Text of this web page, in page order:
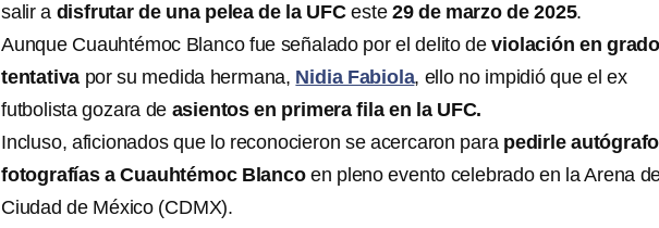
salir a disfrutar de una pelea de la UFCeste 29 de marzo de 2025.
Aunque Cuauhtémoc Blanco fue señalado por el delito deviolación en
tentativa por su medida hermana, Nidia Fabiola, ello no impidió que el ex
futbolista gozara de asientos en primera fila en la UFC.
Incluso, aficionados que lo reconocieron se acercaron para pedirle
fotografías a Cuauhtémoc Blanco en pleno evento celebrado en la Arena
Ciudad de México (CDMX).